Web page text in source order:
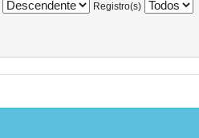
Registro(s)